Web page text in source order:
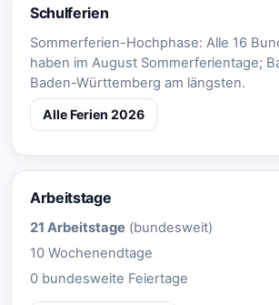
Schulferien
Sommerferien-Hochphase: Alle 16
haben im August Sommerferientage;
Baden-Württemberg am längsten.
Alle Ferien 2026
Arbeitstage
21 Arbeitstage (bundesweit)
10 Wochenendtage
0 bundesweite Feiertage